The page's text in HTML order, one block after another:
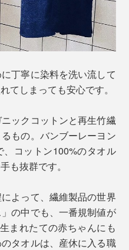
丁寧に染料を洗い流して
てしまっても安心です。
ックコットンと再生竹繊
もの。バンブーレーヨン
コットン100%のタオル
も抜群です。
よって、繊維製品の世界
の中でも、一番規制値が
まれたての赤ちゃんにも
タオルは、産休に入る職